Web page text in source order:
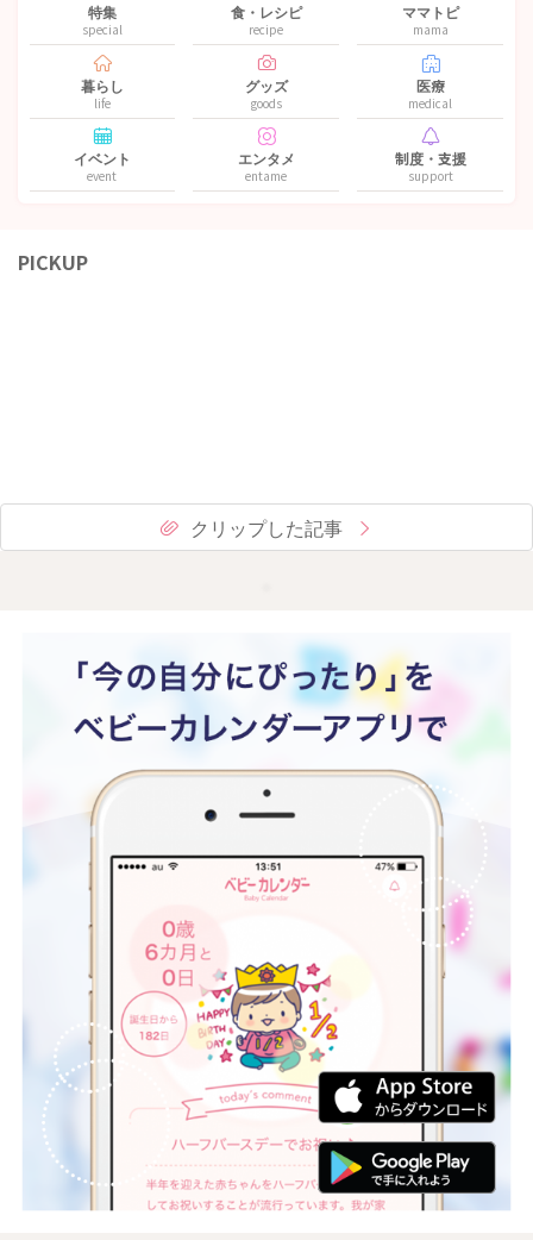
特集
special
食・レシピ
recipe
ママトピ
mama
暮らし
life
グッズ
goods
医療
medical
イベント
event
エンタメ
entame
制度・支援
support
PICKUP
クリップした記事